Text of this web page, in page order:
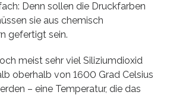
Denn sollen die Druckfarben
sie aus chemisch
gefertigt sein.
meist sehr viel Siliziumdioxid
oberhalb von 1600 Grad Celsius
– eine Temperatur, die das